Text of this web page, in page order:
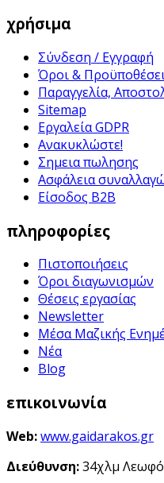
χρήσιμα
Σύνδεση / Εγγραφή
Όροι &
Παραγγελία,
Sitemap
Εργαλεία GDPR
Ανακυκλώστε!
Σημεια πωλησης
Ασφάλεια
Είσοδος B2B
πληροφορίες
Πιστοποιήσεις
Όροι διαγωνισμών
Θέσεις εργασίας
Newsletter
Μέσα Μαζικής
Νέα
Blog
επικοινωνία
Web:www.gaidarakos.gr
Διεύθυνση:34χλμ